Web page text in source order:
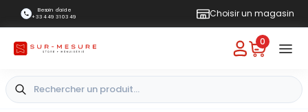
Besoin d'aide
+33 4 49 31 03 49
Choisir un magasin
0